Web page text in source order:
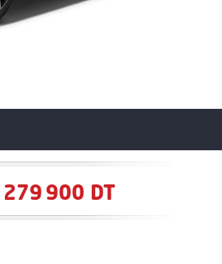
279 900 DT